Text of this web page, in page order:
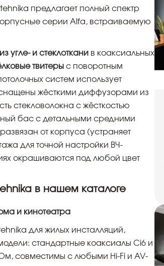
предлагает полный спектр
серии Alfa, встраиваемую
угле- и стеклоткани в коаксиальных
твитеры с поворотным
систем использует
жёсткими диффузорами из
стекловолокна с жёсткостью
бас с детальными средними
от корпуса (устраняет
для точной настройки ВЧ-
окрашиваются под любой цвет
в нашем каталоге
и кинотеатра
для жилых инсталляций,
стандартные коаксиалы Ci6 и
совместимы с любыми Hi-Fi и AV-